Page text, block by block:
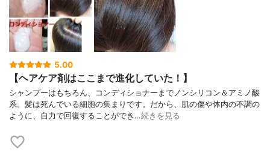
5.00
【ヘアケア剤はここまで進化していた！】
シャンプーはもちろん、コンディショナーまでノンシリコン＆アミノ酸
系。髪は死んでいる細胞の集まりです。だから、肌の傷や体内の不調の
ように、自力で回復することができ…続きを見る